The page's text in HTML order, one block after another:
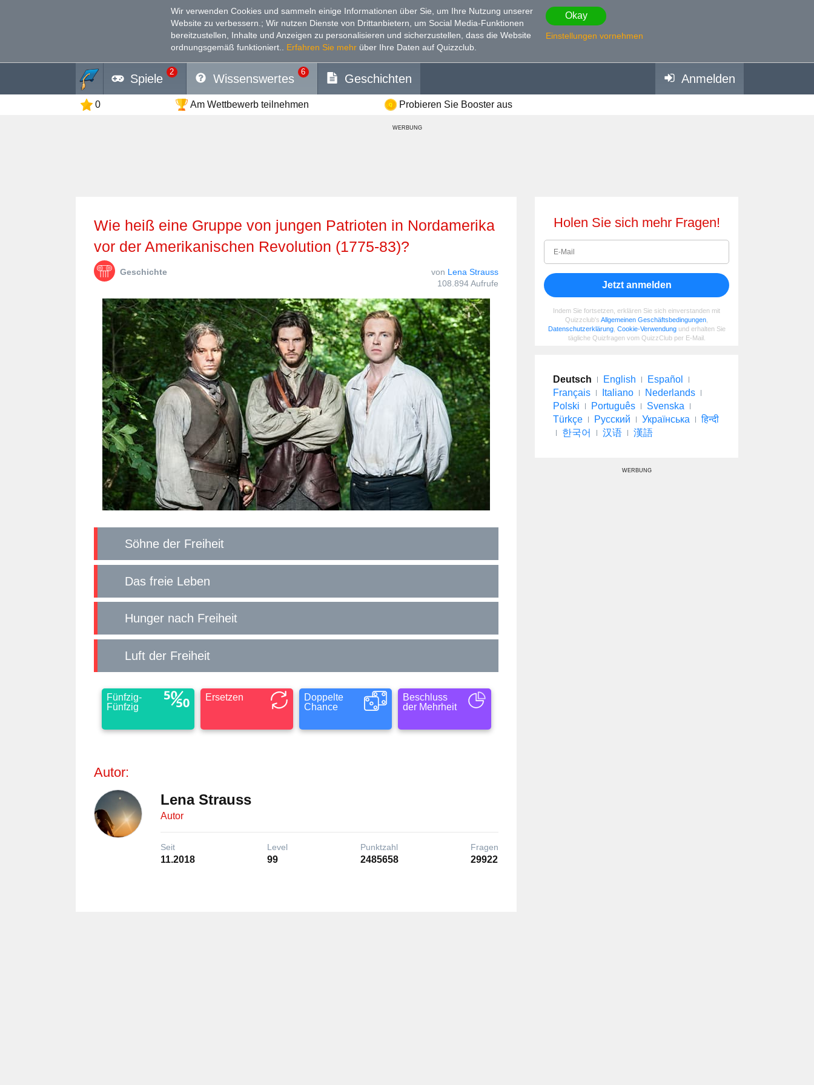
Wir verwenden Cookies und sammeln einige Informationen über Sie, um Ihre Nutzung unserer
Website zu verbessern. ; Wir nutzen Dienste von Drittanbietern, um Social Media-Funktionen
bereitzustellen, Inhalte und Anzeigen zu personalisieren und sicherzustellen, dass die Website
ordnungsgemäß funktioniert.
Erfahren Sie mehr über Ihre Daten auf Quizzclub.
Okay
Einstellungen vornehmen
Spiele
2
Wissenswertes
6
Geschichten Anmelden
0 Am Wettbewerb teilnehmen Probieren Sie Booster aus
WERBUNG
Wie heiß eine Gruppe von jungen Patrioten in Nordamerika
vor der Amerikanischen Revolution (1775-83)?
Geschichte von Lena Strauss
108.894 Aufrufe
Söhne der Freiheit
Das freie Leben
Hunger nach Freiheit
Luft der Freiheit
Fünfzig-
Fünfzig
Ersetzen
Doppelte
Chance
Beschluss
der Mehrheit
Autor:
Lena Strauss
Autor
Seit
11.2018
Level
99
Punktzahl
2485658
Fragen
29922
Holen Sie sich mehr Fragen!
Jetzt anmelden
Indem Sie fortsetzen, erklären Sie sich einverstanden mit
Quizzclub's Allgemeinen Geschäftsbedingungen
Datenschutzerklärung, Cookie-Verwendungund erhalten Sie
tägliche Quizfragen vom QuizzClub per E-Mail.
Deutsch English
Español
Français
Italiano
Nederlands
Polski
Português
Svenska
Türkçe
Русский Українська
हिन्दी
한국어
汉语 漢語
WERBUNG